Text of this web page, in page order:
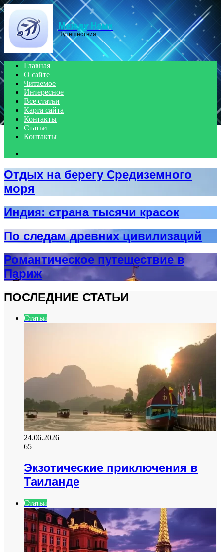
Menu
Между Нами
Путешествия
Главная
О сайте
Читаемое
Интересное
Все статьи
Карта сайта
Контакты
Статьи
Контакты
Отдых на берегу Средиземного
моря
Индия: страна тысячи красок
По следам древних цивилизаций
Романтическое путешествие в
Париж
ПОСЛЕДНИЕ СТАТЬИ
Статьи
24.06.2026
65
Экзотические приключения в
Таиланде
Статьи